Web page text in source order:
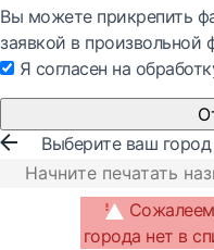
Вы можете прикрепить
заявкой в произвольной
Я согласен на
Выберите ваш город
города нет в